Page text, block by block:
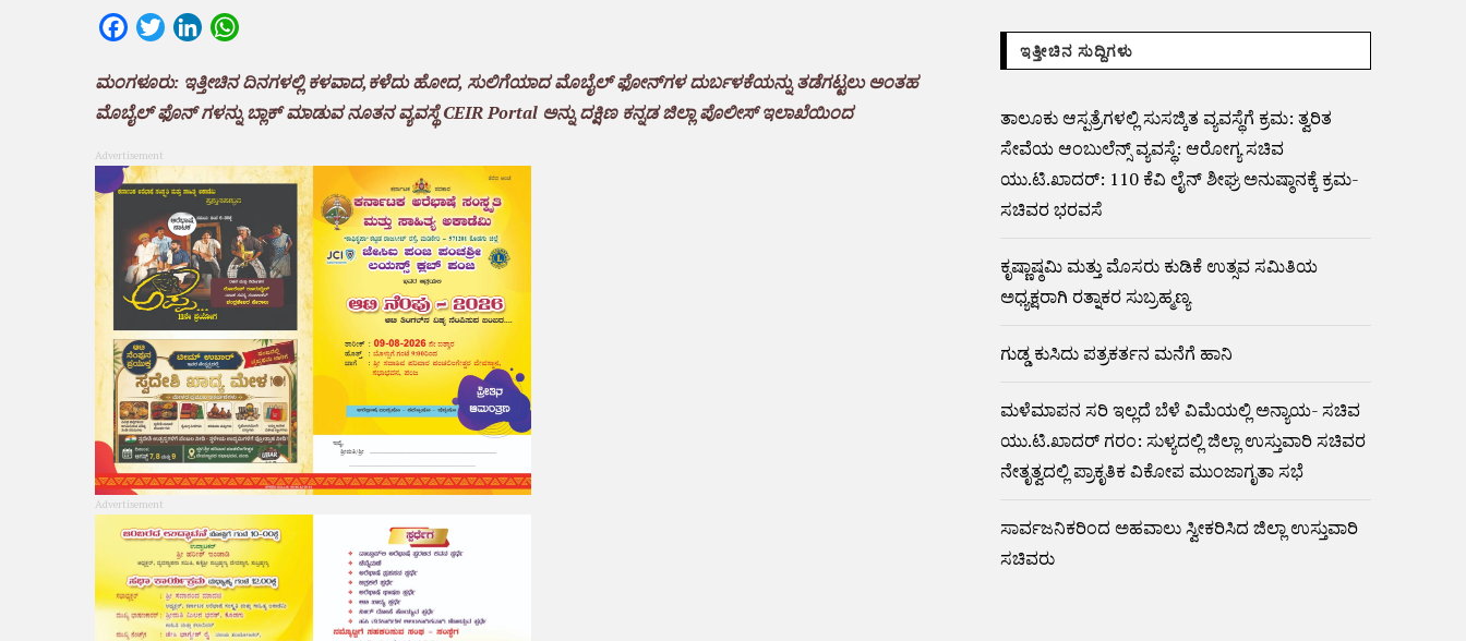
FacebookTwitterLinkedIn
ಮಂಗಳೂರು: ಇತ್ತೀಚಿನ ದಿನಗಳಲ್ಲಿ ಕಳವಾದ,ಕಳೆದು ಹೋದ, ಸುಲಿಗೆಯಾದ ಮೊಬೈಲ್ ಫೋನ್‌ಗಳ ದುರ್ಬಳಕೆಯನ್ನು ತಡೆಗಟ್ಟಲು ಅಂತಹ
ಮೊಬೈಲ್ ಫೊನ್ ಗಳನ್ನು ಬ್ಲಾಕ್ ಮಾಡುವ ನೂತನ ವ್ಯವಸ್ಥೆ CEIR Portal ಅನ್ನು ದಕ್ಷಿಣ ಕನ್ನಡ ಜಿಲ್ಲಾ ಪೊಲೀಸ್ ಇಲಾಖೆಯಿಂದ
Advertisement
Advertisement
ಇತ್ತೀಚಿನ ಸುದ್ದಿಗಳು
ತಾಲೂಕು ಆಸ್ಪತ್ರೆಗಳಲ್ಲಿ ಸುಸಜ್ಕಿತ ವ್ಯವಸ್ಥೆಗೆ ಕ್ರಮ: ತ್ವರಿತ
ಸೇವೆಯ ಆಂಬುಲೆನ್ಸ್ ವ್ಯವಸ್ಥೆ: ಆರೋಗ್ಯ ಸಚಿವ
ಯು.ಟಿ.ಖಾದರ್: 110 ಕೆವಿ ಲೈನ್ ಶೀಘ್ರ ಅನುಷ್ಠಾನಕ್ಕೆ ಕ್ರಮ-
ಸಚಿವರ ಭರವಸೆ
ಕೃಷ್ಣಾಷ್ಠಮಿ ಮತ್ತು ಮೊಸರು ಕುಡಿಕೆ ಉತ್ಸವ ಸಮಿತಿಯ
ಅಧ್ಯಕ್ಷರಾಗಿ ರತ್ನಾಕರ ಸುಬ್ರಹ್ಮಣ್ಯ
ಗುಡ್ಡ ಕುಸಿದು ಪತ್ರಕರ್ತನ ಮನೆಗೆ ಹಾನಿ
ಮಳೆಮಾಪನ ಸರಿ ಇಲ್ಲದೆ ಬೆಳೆ ವಿಮೆಯಲ್ಲಿ ಅನ್ಯಾಯ- ಸಚಿವ
ಯು.ಟಿ.ಖಾದರ್ ಗರಂ: ಸುಳ್ಯದಲ್ಲಿ ಜಿಲ್ಲಾ ಉಸ್ತುವಾರಿ ಸಚಿವರ
ನೇತೃತ್ವದಲ್ಲಿ ಪ್ರಾಕೃತಿಕ ವಿಕೋಪ ಮುಂಜಾಗೃತಾ ಸಭೆ
ಸಾರ್ವಜನಿಕರಿಂದ ಅಹವಾಲು ಸ್ವೀಕರಿಸಿದ ಜಿಲ್ಲಾ ಉಸ್ತುವಾರಿ
ಸಚಿವರು